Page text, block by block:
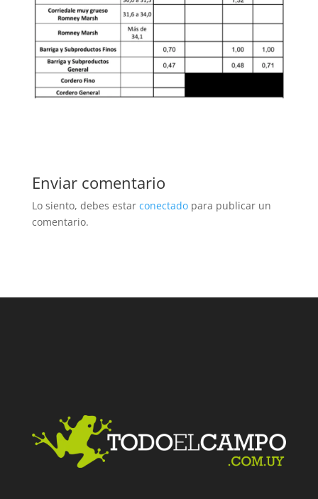
Enviar comentario
Lo siento, debes estar conectadopara publicar un
comentario.
Facebook